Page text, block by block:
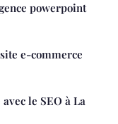
powerpoint
e-commerce
le SEO à La